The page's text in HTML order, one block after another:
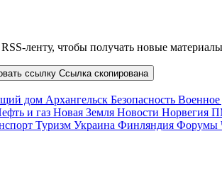
ленту, чтобы получать новые
ссылку Ссылка скопирована
дом Архангельск Безопасность Военное
и газ Новая Земля Новости Норвегия
Туризм Украина Финляндия Форумы